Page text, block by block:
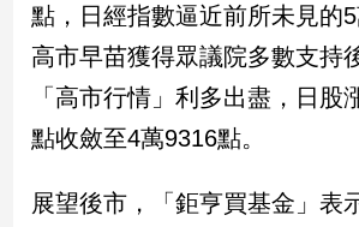
焦
品
觀
點
民
國
點，日經指數逼近前所未見的5
高市早苗獲得眾議院多數支持
「高市行情」利多出盡，日股
點收斂至4萬9316點。
展望後市，「鉅亨買基金」表